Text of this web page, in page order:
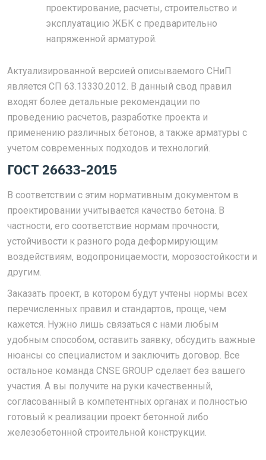
проектирование, расчеты, строительство и
эксплуатацию ЖБК с предварительно
напряженной арматурой.
Актуализированной версией описываемого СНиП
является СП 63.13330.2012. В данный свод правил
входят более детальные рекомендации по
проведению расчетов, разработке проекта и
применению различных бетонов, а также арматуры с
учетом современных подходов и технологий.
ГОСТ 26633-2015
В соответствии с этим нормативным документом в
проектировании учитывается качество бетона. В
частности, его соответствие нормам прочности,
устойчивости к разного рода деформирующим
воздействиям, водопроницаемости, морозостойкости и
другим.
Заказать проект, в котором будут учтены нормы всех
перечисленных правил и стандартов, проще, чем
кажется. Нужно лишь связаться с нами любым
удобным способом, оставить заявку, обсудить важные
нюансы со специалистом и заключить договор. Все
остальное команда CNSE GROUP сделает без вашего
участия. А вы получите на руки качественный,
согласованный в компетентных органах и полностью
готовый к реализации проект бетонной либо
железобетонной строительной конструкции.